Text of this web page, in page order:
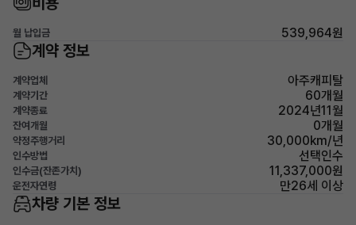
월 납입금 539,964원
계약 정보
계약업체 아주캐피탈
계약기간 60개월
계약종료 2024년11월
잔여개월 0개월
약정주행거리 30,000km/년
인수방법 선택인수
인수금(잔존가치) 11,337,000원
운전자연령 만26세 이상
차량 기본 정보